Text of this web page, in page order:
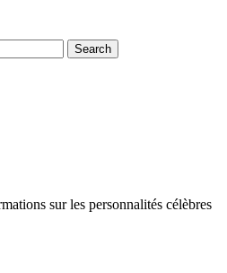
sur les personnalités célèbres